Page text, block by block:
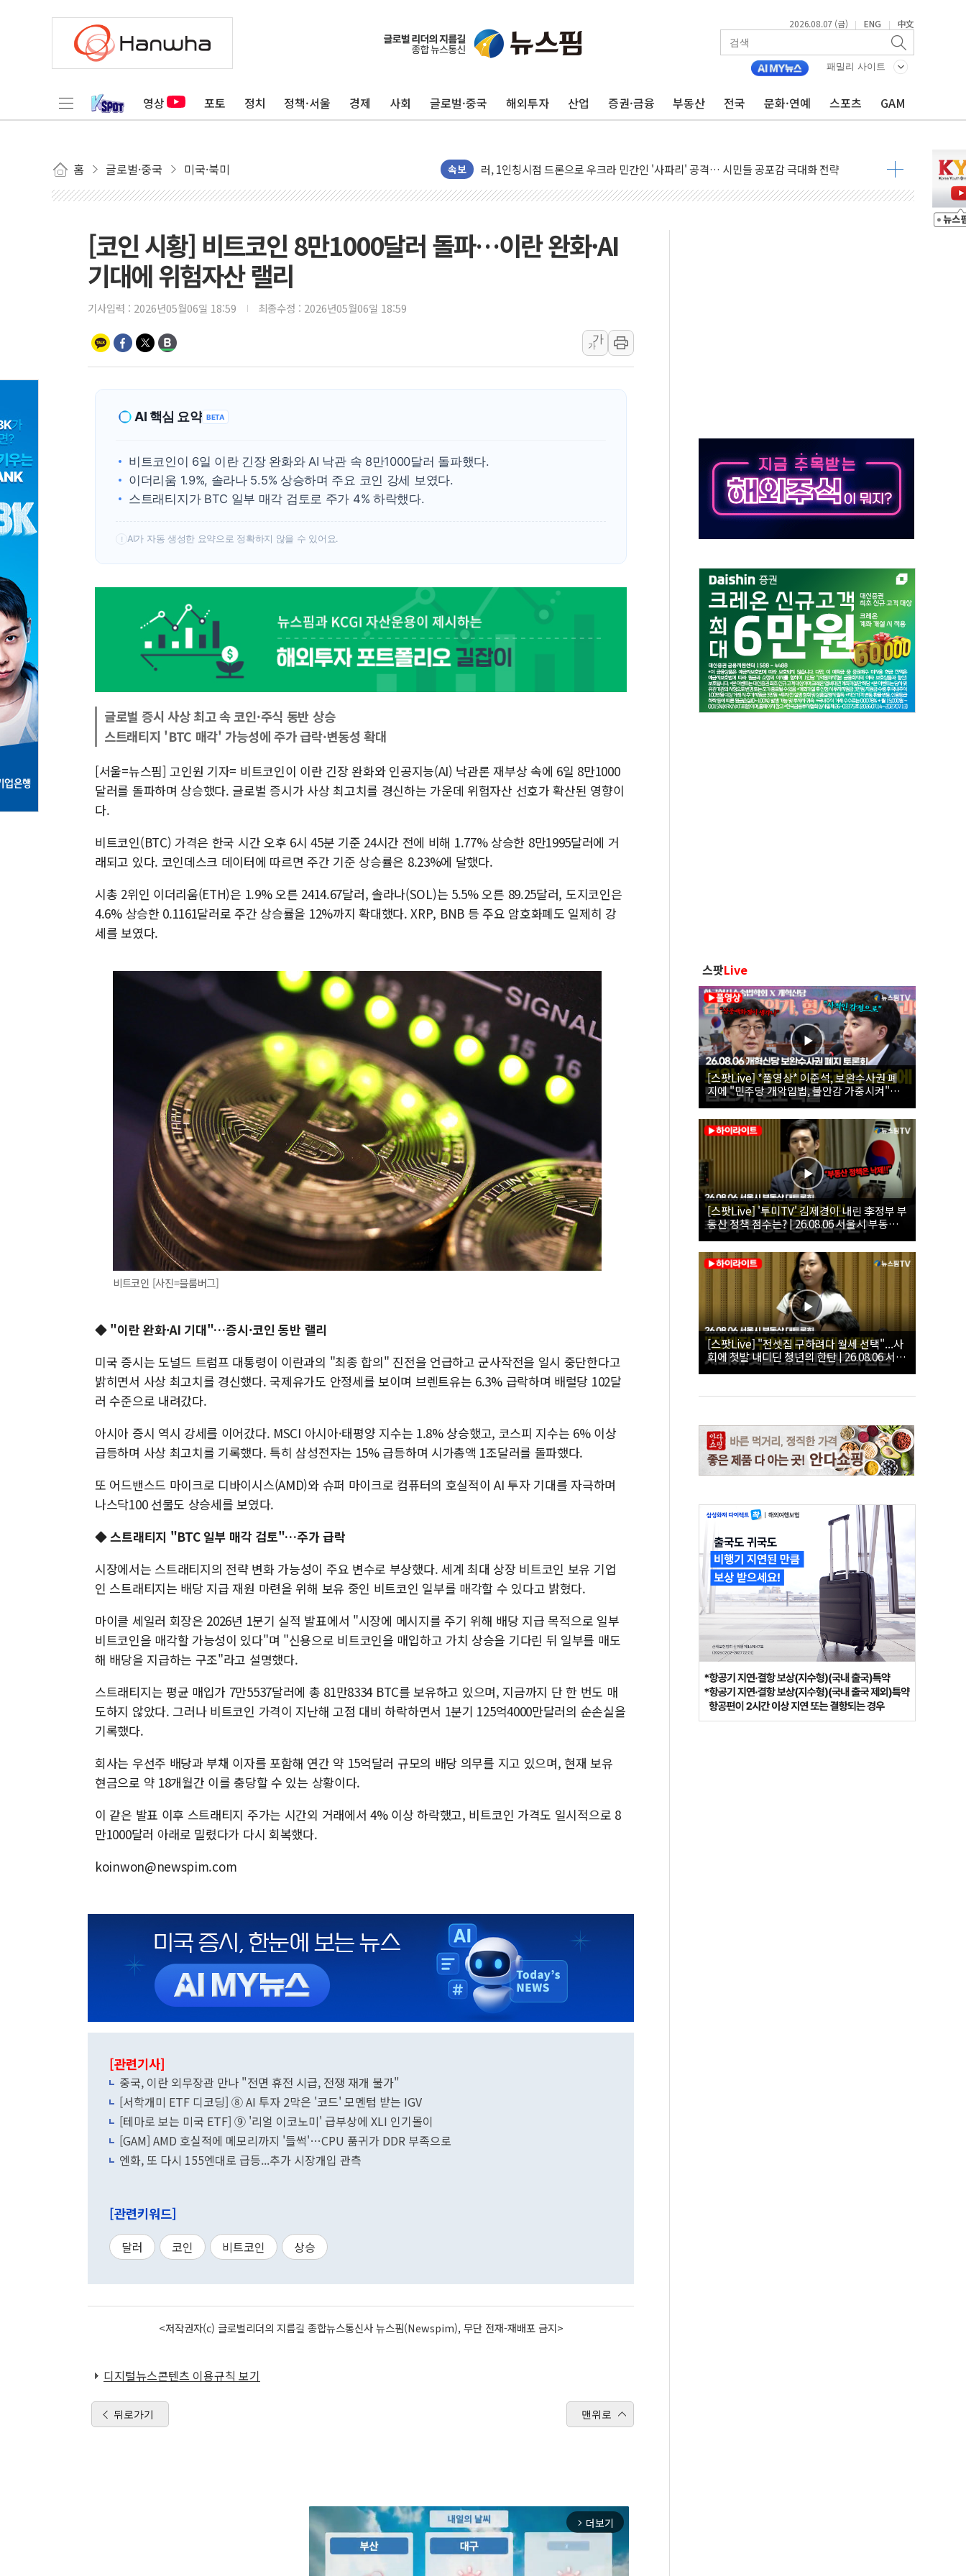
2026.08.07 (금) | ENG | 中文
패밀리 사이트
영상 포토 정치 정책·서울 경제 사회 글로벌·중국 해외투자 산업 증권·금융 부동산 전국 문화·연예 스포츠 GAM
홈 글로벌·중국 미국·북미 속보
유럽증시, 견조한 실적 소화하며 대부분 상승… "2분기 기업 순이익 21% 증가" 전망
리투아니아 국방 "러, 우크라 드론으로 나토 회원국 공격 검토… 거짓 깃발 작전"
뉴욕증시 개장 전 특징주...모더나·아이온큐·도어대시↑ VS 샌디스크·피그마·앱러빈↓
김정관 장관 "영업이익 N% 성과급 반대…상법·자본시장법 개정 논의"
[인도증시] 중동 긴장 완화에 실적 호조까지, 상승...호실적 보고 기업 상승세 뚜렷
러, 1인칭시점 드론으로 우크라 민간인 '사파리' 공격… 시민들 공포감 극대화 전략
해군 1함대 창설 80주년…지역과 함께하는 '선봉'의 대민 봉사
[3보] 북, 원산서 동해로 단거리 탄도미사일 1발 발사… 올해 10번째·42일 만 도발
우크라 드론 전술, 중남미 콜롬비아에 새 안보 위기… 반군·마약카르텔이 습득해 전투 활용
주한미군 "오산기지 누출, 백린 아닌 무해한 표면 부식 물질"
구미 폐염산처리업체서 불 2시간30여분만에 진화...외국인 노동자 숨져
[코인 시황] 비트코인 8만1000달러 돌파…이란 완화·AI
기대에 위험자산 랠리
기사입력 : 2026년05월06일 18:59 최종수정 : 2026년05월06일 18:59
가
가
AI 핵심 요약 BETA
비트코인이 6일 이란 긴장 완화와 AI 낙관 속 8만1000달러 돌파했다.
이더리움 1.9%, 솔라나 5.5% 상승하며 주요 코인 강세 보였다.
스트래티지가 BTC 일부 매각 검토로 주가 4% 하락했다.
! AI가 자동 생성한 요약으로 정확하지 않을 수 있어요.
글로벌 증시 사상 최고 속 코인·주식 동반 상승
스트래티지 'BTC 매각' 가능성에 주가 급락·변동성 확대
[서울=뉴스핌] 고인원 기자= 비트코인이 이란 긴장 완화와 인공지능(AI) 낙관론 재부상 속에 6일 8만1000
달러를 돌파하며 상승했다. 글로벌 증시가 사상 최고치를 경신하는 가운데 위험자산 선호가 확산된 영향이
다.
비트코인(BTC) 가격은 한국 시간 오후 6시 45분 기준 24시간 전에 비해 1.77% 상승한 8만1995달러에 거
래되고 있다. 코인데스크 데이터에 따르면 주간 기준 상승률은 8.23%에 달했다.
시총 2위인 이더리움(ETH)은 1.9% 오른 2414.67달러, 솔라나(SOL)는 5.5% 오른 89.25달러, 도지코인은
4.6% 상승한 0.1161달러로 주간 상승률을 12%까지 확대했다. XRP, BNB 등 주요 암호화폐도 일제히 강
세를 보였다.
비트코인 [사진=블룸버그]
◆ "이란 완화·AI 기대"…증시·코인 동반 랠리
미국 증시는 도널드 트럼프 대통령이 이란과의 "최종 합의" 진전을 언급하고 군사작전을 일시 중단한다고
밝히면서 사상 최고치를 경신했다. 국제유가도 안정세를 보이며 브렌트유는 6.3% 급락하며 배럴당 102달
러 수준으로 내려갔다.
아시아 증시 역시 강세를 이어갔다. MSCI 아시아·태평양 지수는 1.8% 상승했고, 코스피 지수는 6% 이상
급등하며 사상 최고치를 기록했다. 특히 삼성전자는 15% 급등하며 시가총액 1조달러를 돌파했다.
또 어드밴스드 마이크로 디바이시스(AMD)와 슈퍼 마이크로 컴퓨터의 호실적이 AI 투자 기대를 자극하며
나스닥100 선물도 상승세를 보였다.
◆ 스트래티지 "BTC 일부 매각 검토"…주가 급락
시장에서는 스트래티지의 전략 변화 가능성이 주요 변수로 부상했다. 세계 최대 상장 비트코인 보유 기업
인 스트래티지는 배당 지급 재원 마련을 위해 보유 중인 비트코인 일부를 매각할 수 있다고 밝혔다.
마이클 세일러 회장은 2026년 1분기 실적 발표에서 "시장에 메시지를 주기 위해 배당 지급 목적으로 일부
비트코인을 매각할 가능성이 있다"며 "신용으로 비트코인을 매입하고 가치 상승을 기다린 뒤 일부를 매도
해 배당을 지급하는 구조"라고 설명했다.
스트래티지는 평균 매입가 7만5537달러에 총 81만8334 BTC를 보유하고 있으며, 지금까지 단 한 번도 매
도하지 않았다. 그러나 비트코인 가격이 지난해 고점 대비 하락하면서 1분기 125억4000만달러의 순손실을
기록했다.
회사는 우선주 배당과 부채 이자를 포함해 연간 약 15억달러 규모의 배당 의무를 지고 있으며, 현재 보유
현금으로 약 18개월간 이를 충당할 수 있는 상황이다.
이 같은 발표 이후 스트래티지 주가는 시간외 거래에서 4% 이상 하락했고, 비트코인 가격도 일시적으로 8
만1000달러 아래로 밀렸다가 다시 회복했다.
koinwon@newspim.com
[관련기사]
중국, 이란 외무장관 만나 "전면 휴전 시급, 전쟁 재개 불가"
[서학개미 ETF 디코딩] ⑧ AI 투자 2막은 '코드' 모멘텀 받는 IGV
[테마로 보는 미국 ETF] ⑨ '리얼 이코노미' 급부상에 XLI 인기몰이
[GAM] AMD 호실적에 메모리까지 '들썩'…CPU 품귀가 DDR 부족으로
엔화, 또 다시 155엔대로 급등...추가 시장개입 관측
[관련키워드]
달러 코인 비트코인 상승
<저작권자(c) 글로벌리더의 지름길 종합뉴스통신사 뉴스핌(Newspim), 무단 전재-재배포 금지>
디지털뉴스콘텐츠 이용규칙 보기
뒤로가기 맨위로
arrow_forward_ios 더보기
스팟Live
[스팟Live] *풀영상* 이준석, 보완수사권 폐
지에 "민주당 개악입법, 불안감 가중시켜"｜
26.08.06 개혁신당 보완수사권 폐지 토론회
[스팟Live] '투미TV' 김제경이 내린 李정부 부
동산 정책 점수는? | 26.08.06 서울시 부동산
대토론회
[스팟Live] "전셋집 구하려다 월세 선택"...사
회에 첫발 내디딘 청년의 한탄 | 26.08.06 서울
시 부동산 대토론회